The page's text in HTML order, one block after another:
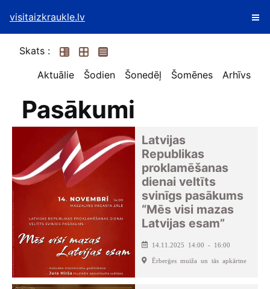
visitaizkraukle.lv
Skats :
Aktuālie
Šodien Šonedēļ Šomēnes Arhīvs
Pasākumi
Latvijas
Republikas
proklamēšanas
dienai veltīts
svinīgs pasākums
“Mēs visi mazas
Latvijas esam”
14.11.2025 14:00 - 16:00
Ērberģes muiža un tās apkārtne